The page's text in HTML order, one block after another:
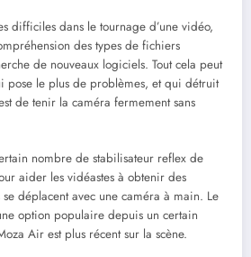
difficiles dans le tournage d’une vidéo,
des types de fichiers
de nouveaux logiciels. Tout cela peut
pose le plus de problèmes, et qui détruit
de tenir la caméra fermement sans
nombre de stabilisateur reflex de
aider les vidéastes à obtenir des
déplacent avec une caméra à main. Le
option populaire depuis un certain
Air est plus récent sur la scène.